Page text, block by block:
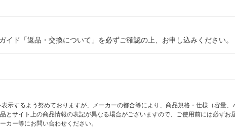
イド「返品・交換について」を必ずご確認の上、お申し込みください。
示するよう努めておりますが、メーカーの都合等により、商品規格・仕様（容量
とサイト上の商品情報の表記が異なる場合がございますので、ご使用前には必ずお
カー等にお問い合わせください。